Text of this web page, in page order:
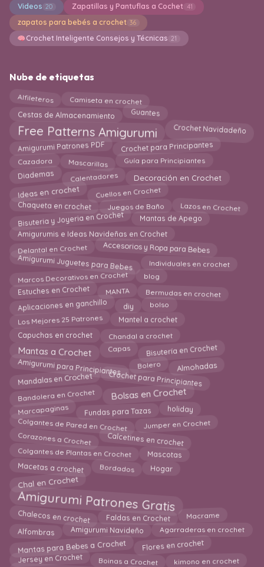
Videos 20 Zapatillas y Pantuflas a Cochet 41
zapatos para bebés a crochet 36
Crochet Inteligente Consejos y Técnicas 21
Nube de etiquetas
Alfileteros Camiseta en crochet
Cestas de Almacenamiento Guantes
Free Patterns Amigurumi Crochet Navidadeño
Amigurumi Patrones PDF Crochet para Principantes
Cazadora Mascarillas Guía para Principiantes
Diademas Calentadores Decoración en Crochet
Ideas en crochet Cuellos en Crochet
Chaqueta en crochet Juegos de Baño Lazos en Crochet
Bisuteria y Joyeria en Crochet
Mantas de Apego
Amigurumis e Ideas Navideñas en Crochet
Delantal en Crochet Accesorios y Ropa para Bebes
Amigurumi Juguetes para Bebes Individuales en crochet
Marcos Decorativos en Crochet blog
Estuches en Crochet MANTA Bermudas en crochet
Aplicaciones en ganchillo diy bolso
Los Mejores 25 Patrones
Mantel a crochet
Capuchas en crochet
Chandal a crochet
Mantas a Crochet Capas Bisutería en Crochet
Amigurumi para Principiantes Bolero Almohadas
Mandalas en Crochet Crochet para Principiantes
Bandolera en Crochet Bolsas en Crochet
Marcapaginas Fundas para Tazas holiday
Colgantes de Pared en Crochet Jumper en Crochet
Corazones a Crochet Calcetines en crochet
Colgantes de Plantas en Crochet Mascotas
Macetas a crochet Bordados Hogar
Chal en Crochet
Amigurumi Patrones Gratis
Chalecos en crochet Faldas en Crochet Macrame
Alfombras Amigurumi Navideño Agarraderas en crochet
Mantas para Bebes a Crochet Flores en crochet
Jersey en Crochet Boinas a Crochet kimono en crochet